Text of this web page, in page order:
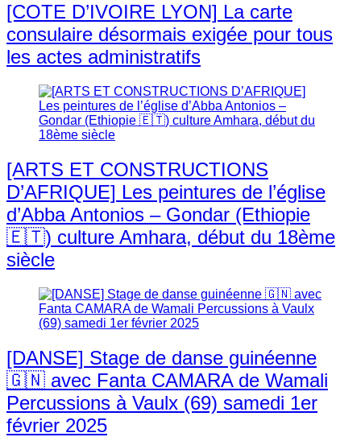
[COTE D’IVOIRE LYON] La carte
consulaire désormais exigée pour tous
les actes administratifs
[ARTS ET CONSTRUCTIONS
D’AFRIQUE] Les peintures de l’église
d’Abba Antonios – Gondar (Ethiopie
🇪🇹) culture Amhara, début du 18ème
siècle
[DANSE] Stage de danse guinéenne
🇬🇳 avec Fanta CAMARA de Wamali
Percussions à Vaulx (69) samedi 1er
février 2025